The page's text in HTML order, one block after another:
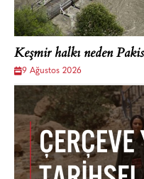
Keşmir halkı neden
9 Ağustos 2026